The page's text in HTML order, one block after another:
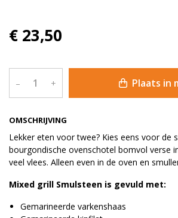
OMSCHRIJVING
Lekker eten voor twee? Kies eens voor de
bourgondische ovenschotel bomvol verse
veel vlees. Alleen even in de oven en
Mixed grill Smulsteen is gevuld met:
Gemarineerde varkenshaas
€ 23,50
– + Plaats in